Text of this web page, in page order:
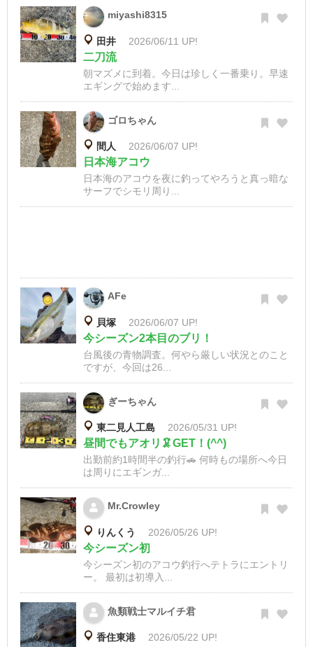
miyashi8315
田井 2026/06/11 UP!
二刀流
朝マズメに到着。今日は珍しく一番乗り。早速
エギングで始めます...
ゴロちゃん
間人 2026/06/07 UP!
日本海アコウ
日本海のアコウを夜に釣ってやろうと真っ暗な
サーフでシモリ周り...
AFe
貝塚 2026/06/07 UP!
今シーズン2本目のブリ！
台風後の青物調査。何やら厳しい状況とのこと
ですが、今回は26...
ぎーちゃん
東二見人工島 2026/05/31 UP!
昼間でもアオリ🦑GET！(^^)
出勤前約1時間半の釣行🚗 何時もの場所へ今日
は周りにエギンガ...
Mr.Crowley
りんくう 2026/05/26 UP!
今シーズン初
今シーズン初のアコウ釣行へテトラにエントリ
ー。 最初は初導入...
魚類戦士マルイチ君
香住東港 2026/05/22 UP!